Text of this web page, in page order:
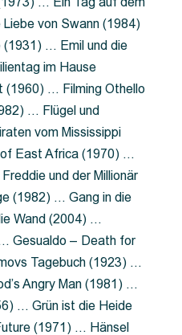
von Swann (1984)
… Emil und die
im Hause
(1960) … Filming Othello
… Flügel und
vom Mississippi
East Africa (1970) …
und der Millionär
(1982) … Gang in die
Wand (2004) …
Gesualdo – Death for
Tagebuch (1923) …
Angry Man (1981) …
… Grün ist die Heide
(1971) … Hänsel